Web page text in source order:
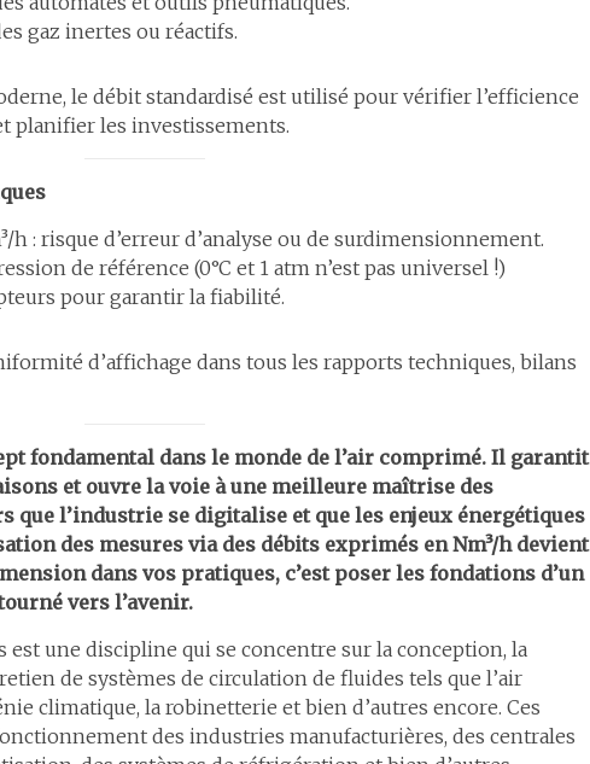
gaz inertes ou réactifs.
le débit standardisé est utilisé pour vérifier l’efficience
planifier les investissements.
h : risque d’erreur d’analyse ou de surdimensionnement.
de référence (0°C et 1 atm n’est pas universel !)
pour garantir la fiabilité.
d’affichage dans tous les rapports techniques, bilans
fondamental dans le monde de l’air comprimé. Il garantit
et ouvre la voie à une meilleure maîtrise des
l’industrie se digitalise et que les enjeux énergétiques
des mesures via des débits exprimés en Nm³/h devient
dans vos pratiques, c’est poser les fondations d’un
vers l’avenir.
une discipline qui se concentre sur la conception, la
de systèmes de circulation de fluides tels que l’air
climatique, la robinetterie et bien d’autres encore. Ces
des industries manufacturières, des centrales